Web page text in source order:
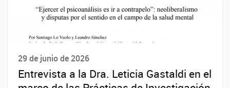
29 de junio de 2026
Entrevista a la Dra. Leticia Gastaldi en el